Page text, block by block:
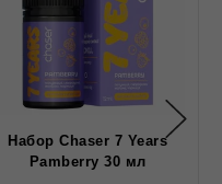
Набор Chaser 7 Years
Pamberry 30 мл